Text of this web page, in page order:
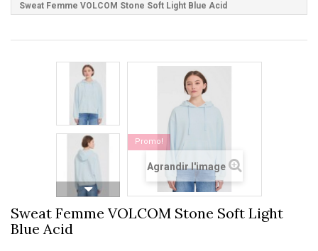
Sweat Femme VOLCOM Stone Soft Light Blue Acid
Promo!
Agrandir l'image
Sweat Femme VOLCOM Stone Soft Light
Blue Acid